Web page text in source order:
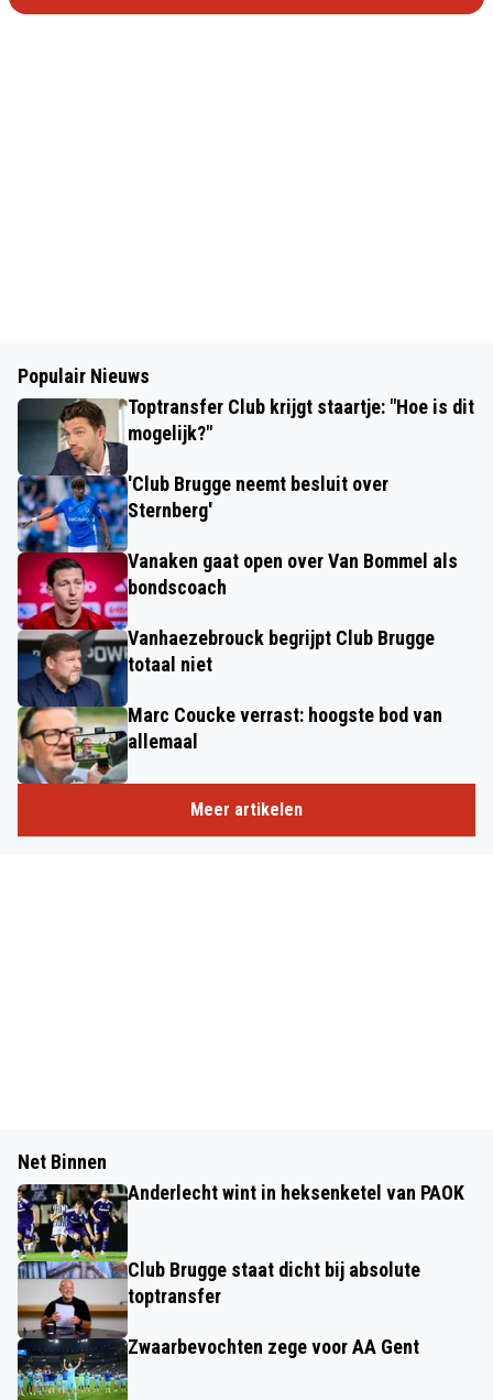
Populair Nieuws
Toptransfer Club krijgt staartje: "Hoe is dit
mogelijk?"
'Club Brugge neemt besluit over
Sternberg'
Vanaken gaat open over Van Bommel als
bondscoach
Vanhaezebrouck begrijpt Club Brugge
totaal niet
Marc Coucke verrast: hoogste bod van
allemaal
Meer artikelen
Net Binnen
Anderlecht wint in heksenketel van PAOK
Club Brugge staat dicht bij absolute
toptransfer
Zwaarbevochten zege voor AA Gent